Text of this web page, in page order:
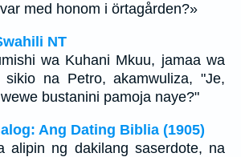
med honom i örtagården?»
NT
wa Kuhani Mkuu, jamaa wa
sikio na Petro, akamwuliza, "Je,
bustanini pamoja naye?"
Ang Dating Biblia (1905)
alipin ng dakilang saserdote, na